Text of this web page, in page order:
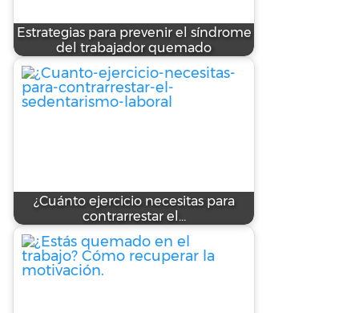
Estrategias para prevenir el síndrome
del trabajador quemado
¿Cuánto ejercicio necesitas para
contrarrestar el…